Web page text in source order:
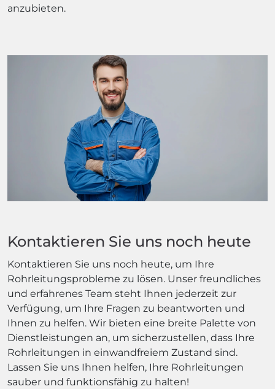
anzubieten.
Kontaktieren Sie uns noch heute
Kontaktieren Sie uns noch heute, um Ihre
Rohrleitungsprobleme zu lösen. Unser freundliches
und erfahrenes Team steht Ihnen jederzeit zur
Verfügung, um Ihre Fragen zu beantworten und
Ihnen zu helfen. Wir bieten eine breite Palette von
Dienstleistungen an, um sicherzustellen, dass Ihre
Rohrleitungen in einwandfreiem Zustand sind.
Lassen Sie uns Ihnen helfen, Ihre Rohrleitungen
sauber und funktionsfähig zu halten!